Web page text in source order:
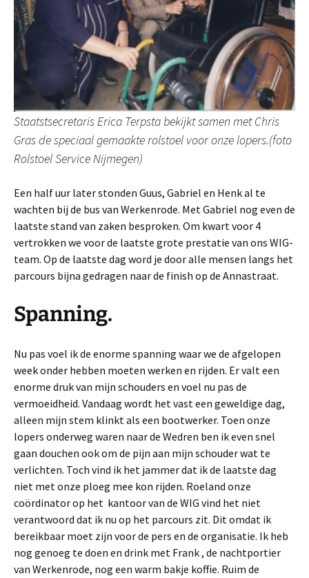
Staatstsecretaris Erica Terpsta bekijkt samen met Chris
Gras de speciaal gemaakte rolstoel voor onze lopers.(foto
Rolstoel Service Nijmegen)
Een half uur later stonden Guus, Gabriel en Henk al te
wachten bij de bus van Werkenrode. Met Gabriel nog even de
laatste stand van zaken besproken. Om kwart voor 4
vertrokken we voor de laatste grote prestatie van ons WIG-
team. Op de laatste dag word je door alle mensen langs het
parcours bijna gedragen naar de finish op de Annastraat.
Spanning.
Nu pas voel ik de enorme spanning waar we de afgelopen
week onder hebben moeten werken en rijden. Er valt een
enorme druk van mijn schouders en voel nu pas de
vermoeidheid. Vandaag wordt het vast een geweldige dag,
alleen mijn stem klinkt als een bootwerker. Toen onze
lopers onderweg waren naar de Wedren ben ik even snel
gaan douchen ook om de pijn aan mijn schouder wat te
verlichten. Toch vind ik het jammer dat ik de laatste dag
niet met onze ploeg mee kon rijden. Roeland onze
coördinator op het kantoor van de WIG vind het niet
verantwoord dat ik nu op het parcours zit. Dit omdat ik
bereikbaar moet zijn voor de pers en de organisatie. Ik heb
nog genoeg te doen en drink met Frank , de nachtportier
van Werkenrode, nog een warm bakje koffie. Ruim de